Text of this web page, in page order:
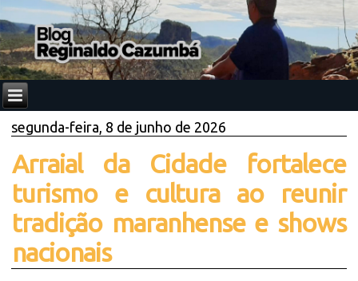
segunda-feira, 8 de junho de 2026
Arraial da Cidade fortalece
turismo e cultura ao reunir
tradição maranhense e shows
nacionais